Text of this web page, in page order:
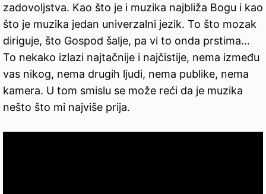
zadovoljstva. Kao što je i muzika najbliža Bogu i kao
što je muzika jedan univerzalni jezik. To što mozak
diriguje, što Gospod šalje, pa vi to onda prstima…
To nekako izlazi najtačnije i najčistije, nema između
vas nikog, nema drugih ljudi, nema publike, nema
kamera. U tom smislu se može reći da je muzika
nešto što mi najviše prija.